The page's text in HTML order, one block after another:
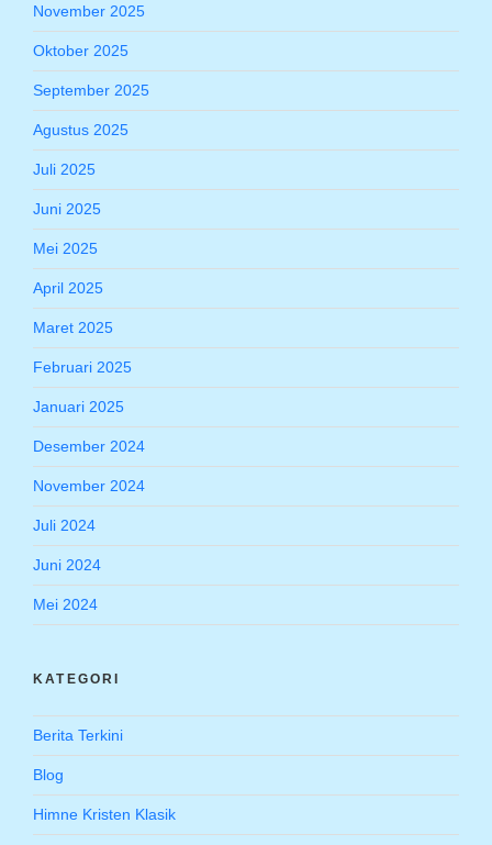
November 2025
Oktober 2025
September 2025
Agustus 2025
Juli 2025
Juni 2025
Mei 2025
April 2025
Maret 2025
Februari 2025
Januari 2025
Desember 2024
November 2024
Juli 2024
Juni 2024
Mei 2024
KATEGORI
Berita Terkini
Blog
Himne Kristen Klasik